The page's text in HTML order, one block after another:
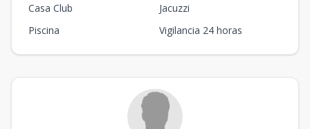
Casa Club
Jacuzzi
Piscina
Vigilancia 24 horas